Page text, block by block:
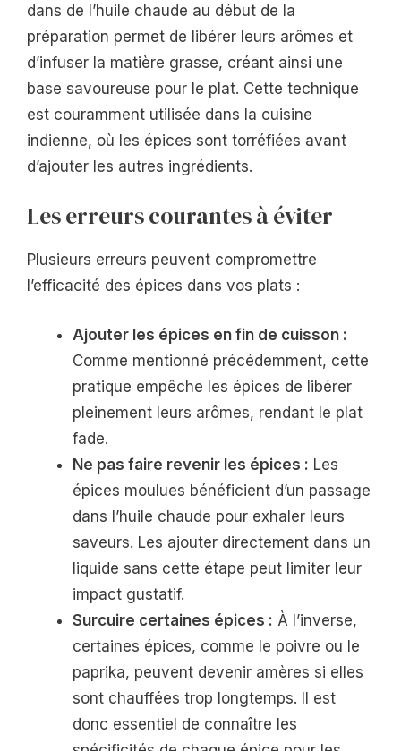
dans de l’huile chaude au début de la
préparation permet de libérer leurs arômes et
d’infuser la matière grasse, créant ainsi une
base savoureuse pour le plat. Cette technique
est couramment utilisée dans la cuisine
indienne, où les épices sont torréfiées avant
d’ajouter les autres ingrédients.
Les erreurs courantes à éviter
Plusieurs erreurs peuvent compromettre
l’efficacité des épices dans vos plats :
Ajouter les épices en fin de cuisson :
Comme mentionné précédemment, cette
pratique empêche les épices de libérer
pleinement leurs arômes, rendant le plat
fade.
Ne pas faire revenir les épices : Les
épices moulues bénéficient d’un passage
dans l’huile chaude pour exhaler leurs
saveurs. Les ajouter directement dans un
liquide sans cette étape peut limiter leur
impact gustatif.
Surcuire certaines épices : À l’inverse,
certaines épices, comme le poivre ou le
paprika, peuvent devenir amères si elles
sont chauffées trop longtemps. Il est
donc essentiel de connaître les